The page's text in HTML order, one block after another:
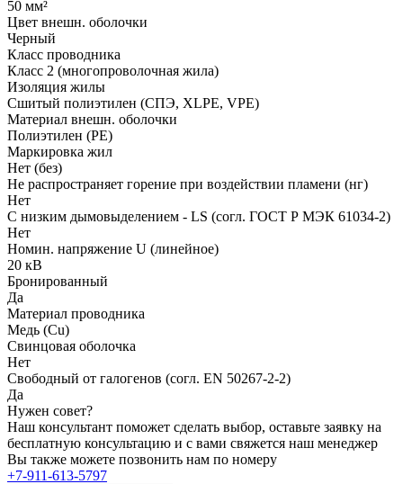
50 мм²
Цвет внешн. оболочки
Черный
Класс проводника
Класс 2 (многопроволочная жила)
Изоляция жилы
Сшитый полиэтилен (СПЭ, XLPE, VPE)
Материал внешн. оболочки
Полиэтилен (PE)
Маркировка жил
Нет (без)
Не распространяет горение при воздействии пламени (нг)
Нет
С низким дымовыделением - LS (согл. ГОСТ Р МЭК 61034-2)
Нет
Номин. напряжение U (линейное)
20 кВ
Бронированный
Да
Материал проводника
Медь (Cu)
Свинцовая оболочка
Нет
Свободный от галогенов (согл. EN 50267-2-2)
Да
Нужен совет?
Наш консультант поможет сделать выбор, оставьте заявку на
бесплатную консультацию и с вами свяжется наш менеджер
Вы также можете позвонить нам по номеру
+7-911-613-5797